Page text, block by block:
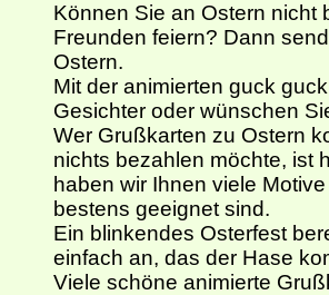
Können Sie an Ostern nicht
Freunden feiern? Dann
Ostern.
Mit der animierten guck
Gesichter oder wünschen
Wer Grußkarten zu Ostern
nichts bezahlen möchte, ist
haben wir Ihnen viele
bestens geeignet sind.
Ein blinkendes Osterfest
einfach an, das der Hase
Viele schöne animierte